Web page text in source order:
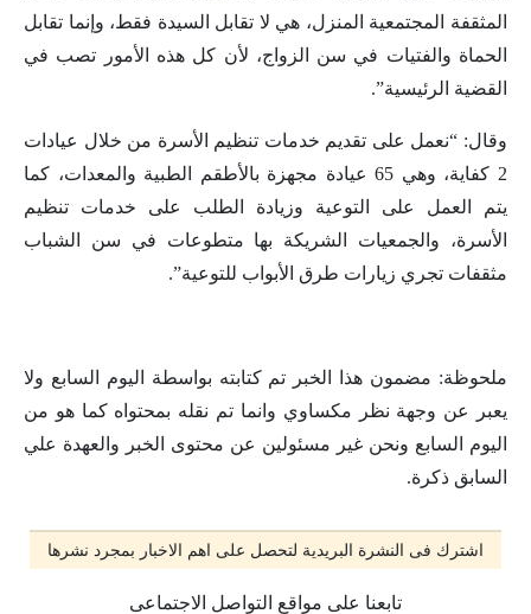
المثقفة المجتمعية المنزل، هي لا تقابل السيدة فقط، وإنما تقابل
الحماة والفتيات في سن الزواج، لأن كل هذه الأمور تصب في
القضية الرئيسية”.
وقال: “نعمل على تقديم خدمات تنظيم الأسرة من خلال عيادات
2 كفاية، وهي 65 عيادة مجهزة بالأطقم الطبية والمعدات، كما
يتم العمل على التوعية وزيادة الطلب على خدمات تنظيم
الأسرة، والجمعيات الشريكة بها متطوعات في سن الشباب
مثقفات تجري زيارات طرق الأبواب للتوعية”.
ملحوظة: مضمون هذا الخبر تم كتابته بواسطة اليوم السابع ولا
يعبر عن وجهة نظر مكساوي وانما تم نقله بمحتواه كما هو من
اليوم السابع ونحن غير مسئولين عن محتوى الخبر والعهدة علي
السابق ذكرة.
اشترك فى النشرة البريدية لتحصل على اهم الاخبار بمجرد نشرها
تابعنا على مواقع التواصل الاجتماعى